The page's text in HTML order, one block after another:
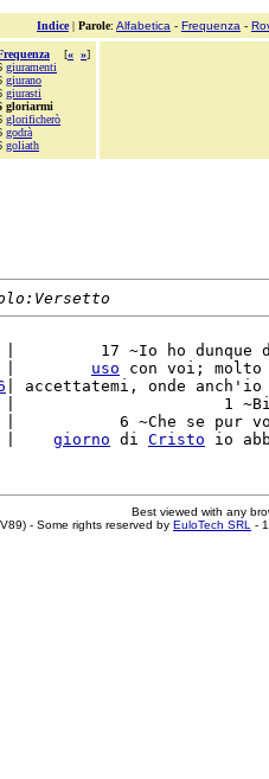
Indice| Parole: Alfabetica - Frequenza -
[« »]
giuramenti
giurano
giurasti
gloriarmi
glorificherò
godrà
goliath
|         17 ~Io ho dunque
uso con voi;
| accettatemi, onde
|                      1
|           6 ~Che se pur
giorno di Cristo io
Best viewed with any
- Some rights reserved by EuloTech SRL -